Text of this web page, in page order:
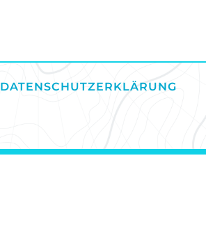
DATENSCHUTZERKLÄRUNG